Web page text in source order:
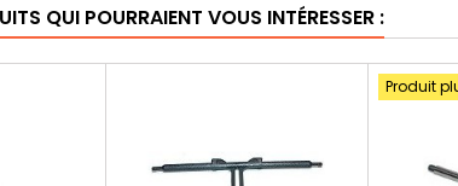
QUI POURRAIENT VOUS INTÉRESSER :
Produit